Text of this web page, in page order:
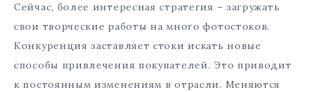
Сейчас, более интересная стратегия – загружать
свои творческие работы на много фотостоков.
Конкуренция заставляет стоки искать новые
способы привлечения покупателей. Это приводит
к постоянным изменениям в отрасли. Меняются